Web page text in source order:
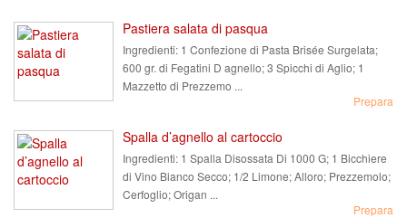
Pastiera salata di pasqua
Ingredienti: 1 Confezione di Pasta Brisée Surgelata;
600 gr. di Fegatini D agnello; 3 Spicchi di Aglio; 1
Mazzetto di Prezzemo ...
Prepara
Spalla d’agnello al cartoccio
Ingredienti: 1 Spalla Disossata Di 1000 G; 1 Bicchiere
di Vino Bianco Secco; 1/2 Limone; Alloro; Prezzemolo;
Cerfoglio; Origan ...
Prepara